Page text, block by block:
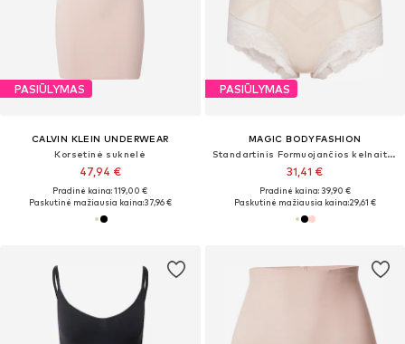
PASIŪLYMAS
CALVIN KLEIN UNDERWEAR
Korsetinė suknelė
47,94 €
Pradinė kaina: 119,00 €
Paskutinė mažiausia kaina:37,96 €
PASIŪLYMAS
MAGIC BODYFASHION
Standartinis Formuojančios kelnaitės 'Super Control Brief'
31,41 €
Pradinė kaina: 39,90 €
Paskutinė mažiausia kaina:29,61 €